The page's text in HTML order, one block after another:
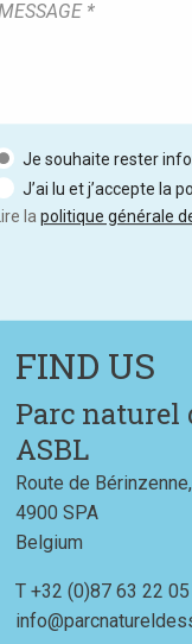
Je souhaite rester
J’ai lu et j’accepte la
Lire la politique générale
FIND US
Parc naturel
ASBL
Route de
4900 SPA
Belgium
T Téléphone
+32 (0)87 63 22 05